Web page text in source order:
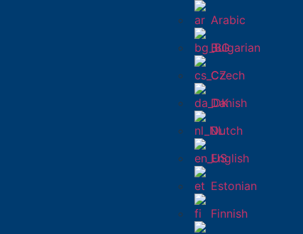
Arabic
Bulgarian
Czech
Danish
Dutch
English
Estonian
Finnish